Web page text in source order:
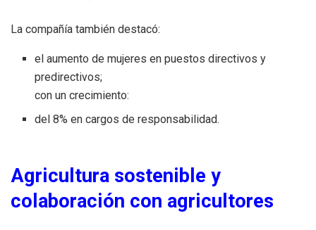
La compañía también destacó:
el aumento de mujeres en puestos directivos y
predirectivos;
con un crecimiento:
del 8% en cargos de responsabilidad.
Agricultura sostenible y
colaboración con agricultores